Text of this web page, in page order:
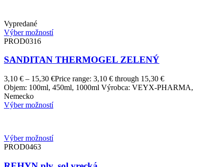
Vypredané
Výber možností
PROD0316
SANDITAN THERMOGEL ZELENÝ
3,10 € – 15,30 €Price range: 3,10 € through 15,30 €
Objem: 100ml, 450ml, 1000ml Výrobca: VEYX-PHARMA,
Nemecko
Výber možností
Výber možností
PROD0463